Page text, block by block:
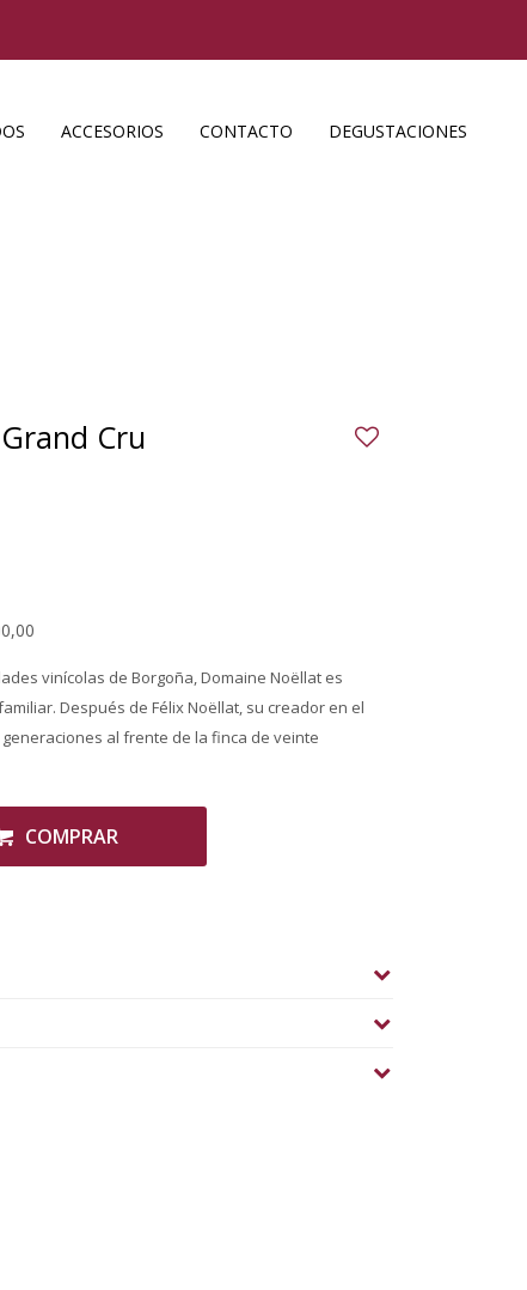
ACCESORIOS CONTACTO DEGUSTACIONES
Cru
vinícolas de Borgoña, Domaine Noëllat es
Después de Félix Noëllat, su creador en el
generaciones al frente de la finca de veinte
COMPRAR